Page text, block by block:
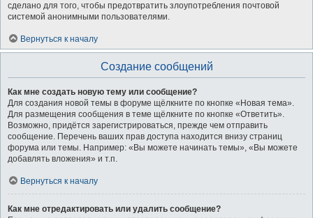
сделано для того, чтобы предотвратить злоупотребления почтовой
системой анонимными пользователями.
Вернуться к началу
Создание сообщений
Как мне создать новую тему или сообщение?
Для создания новой темы в форуме щёлкните по кнопке «Новая тема».
Для размещения сообщения в теме щёлкните по кнопке «Ответить».
Возможно, придётся зарегистрироваться, прежде чем отправить
сообщение. Перечень ваших прав доступа находится внизу страниц
форума или темы. Например: «Вы можете начинать темы», «Вы можете
добавлять вложения» и т.п.
Вернуться к началу
Как мне отредактировать или удалить сообщение?